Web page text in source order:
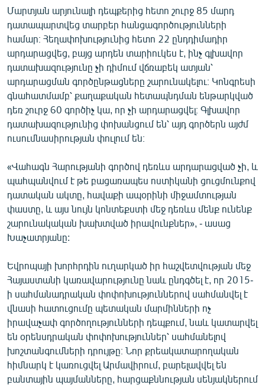
Մարտյան արյունալի դեպքերից հետո շուրջ 85 մարդ
դատապարտվեց տարբեր հանցագործությունների
համար։ Հեղափոխությունից հետո 22 ընդդիմադիր
արդարացվեց, բայց արդեն տարիուկես է, ինչ գլխավոր
դատախազությունը չի դիմում վճռաբեկ ատյան՝
արդարացման գործընթացները շարունակելու։ Կոնգրեսի
գնահատմամբ՝ քաղաքական հետապնդման ենթարկված
դեռ շուրջ 60 գործիչ կա, որ չի արդարացվել։ Գլխավոր
դատախազությունից փոխանցում են՝ այդ գործերն այժմ
ուսումնասիրության փուլում են։
«Վահագն Հարությանի գործով դեռևս արդարացված չի, և
պահպանվում է թե բացառապես ոստիկանի ցուցմունքով
դատական ակտը, հավաքի ապօրինի միջամտության
փաստը, և այս նույն կոնտեքստի մեջ դեռևս մենք ունենք
շարունակական խախտված իրավունքներ», - ասաց
Խաչատրյանը:
Եվրոպայի խորհրդին ուղարկած իր հաշվետվության մեջ
Հայաստանի կառավարությունը նաև ընդգծել է, որ 2015-
ի սահմանադրական փոփոխություններով սահմանվել է
վնասի հատուցումը պետական մարմինների ոչ
իրավաչափ գործողությունների դեպքում, նաև կատարվել
են օրենսդրական փոփոխություններ՝ սահմանելով
խոշտանգումների դրույթը։ Նոր քրեակատարողական
հիմնարկ է կառուցվել Արմավիրում, բարելավվել են
բանտային պայմանները, հարցաքննության սենյակներում